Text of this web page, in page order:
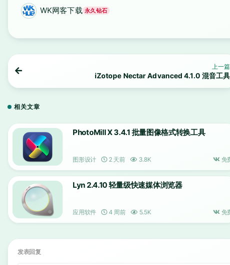
WK网客下载 永久钻石
上一篇
iZotope Nectar Advanced 4.1.0 混音工具
相关文章
PhotoMill X 3.4.1 批量图像格式转换工具
图形设计 2 天前 3.8K 免
Lyn 2.4.10 轻量级快速媒体浏览器
应用软件 4 周前 5.5K 免
发表回复